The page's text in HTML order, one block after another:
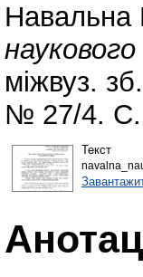
Навальна
міжвуз.
№ 27/4. С.
Текст